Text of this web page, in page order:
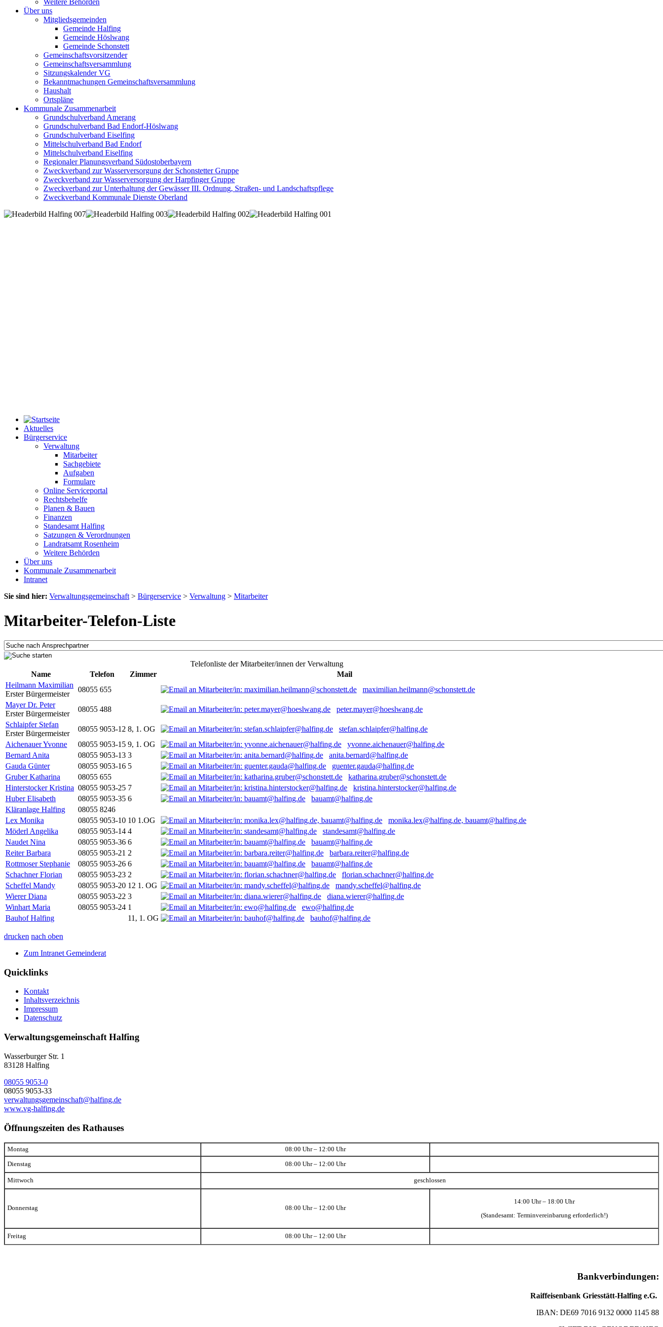
Weitere Behörden
Über uns
Mitgliedsgemeinden
Gemeinde Halfing
Gemeinde Höslwang
Gemeinde Schonstett
Gemeinschaftsvorsitzender
Gemeinschaftsversammlung
Sitzungskalender VG
Bekanntmachungen Gemeinschaftsversammlung
Haushalt
Ortspläne
Kommunale Zusammenarbeit
Grundschulverband Amerang
Grundschulverband Bad Endorf-Höslwang
Grundschulverband Eiselfing
Mittelschulverband Bad Endorf
Mittelschulverband Eiselfing
Regionaler Planungsverband Südostoberbayern
Zweckverband zur Wasserversorgung der Schonstetter Gruppe
Zweckverband zur Wasserversorgung der Harpfinger Gruppe
Zweckverband zur Unterhaltung der Gewässer III. Ordnung, Straßen- und Landschaftspflege
Zweckverband Kommunale Dienste Oberland
Aktuelles
Bürgerservice
Verwaltung
Mitarbeiter
Sachgebiete
Aufgaben
Formulare
Online Serviceportal
Rechtsbehelfe
Planen & Bauen
Finanzen
Standesamt Halfing
Satzungen & Verordnungen
Landratsamt Rosenheim
Weitere Behörden
Über uns
Kommunale Zusammenarbeit
Intranet
Sie sind hier: Verwaltungsgemeinschaft > Bürgerservice > Verwaltung > Mitarbeiter
Mitarbeiter-Telefon-Liste
Telefonliste der Mitarbeiter/innen der Verwaltung
Name
Telefon Zimmer
Mail
Heilmann Maximilian
Erster Bürgermeister
08055 655
maximilian.heilmann@schonstett.de
Mayer Dr. Peter
Erster Bürgermeister
08055 488
peter.mayer@hoeslwang.de
Schlaipfer Stefan
Erster Bürgermeister
08055 9053-12 8, 1. OG
stefan.schlaipfer@halfing.de
Aichenauer Yvonne
08055 9053-15 9, 1. OG
yvonne.aichenauer@halfing.de
Bernard Anita
08055 9053-13 3
anita.bernard@halfing.de
Gauda Günter
08055 9053-16 5
guenter.gauda@halfing.de
Gruber Katharina
08055 655
katharina.gruber@schonstett.de
Hinterstocker Kristina 08055 9053-25 7
kristina.hinterstocker@halfing.de
Huber Elisabeth
08055 9053-35 6
bauamt@halfing.de
Kläranlage Halfing
08055 8246
Lex Monika
08055 9053-10 10 1.OG
monika.lex@halfing.de, bauamt@halfing.de
Möderl Angelika
08055 9053-14 4
standesamt@halfing.de
Naudet Nina
08055 9053-36 6
bauamt@halfing.de
Reiter Barbara
08055 9053-21 2
barbara.reiter@halfing.de
Rottmoser Stephanie
08055 9053-26 6
bauamt@halfing.de
Schachner Florian
08055 9053-23 2
florian.schachner@halfing.de
Scheffel Mandy
08055 9053-20 12 1. OG
mandy.scheffel@halfing.de
Wierer Diana
08055 9053-22 3
diana.wierer@halfing.de
Winhart Maria
08055 9053-24 1
ewo@halfing.de
Bauhof Halfing
11, 1. OG bauhof@halfing.de
drucken nach oben
Zum Intranet Gemeinderat
Quicklinks
Kontakt
Inhaltsverzeichnis
Impressum
Datenschutz
Verwaltungsgemeinschaft Halfing
Wasserburger Str. 1
83128 Halfing
08055 9053-0
08055 9053-33
verwaltungsgemeinschaft@halfing.de
www.vg-halfing.de
Öffnungszeiten des Rathauses
Montag 08:00 Uhr – 12:00 Uhr
Dienstag 08:00 Uhr – 12:00 Uhr
Mittwoch geschlossen
Donnerstag 08:00 Uhr – 12:00 Uhr
14:00 Uhr – 18:00 Uhr
(Standesamt: Terminvereinbarung erforderlich!)
Freitag 08:00 Uhr – 12:00 Uhr
Bankverbindungen:
Raiffeisenbank Griesstätt-Halfing e.G.
IBAN: DE69 7016 9132 0000 1145 88